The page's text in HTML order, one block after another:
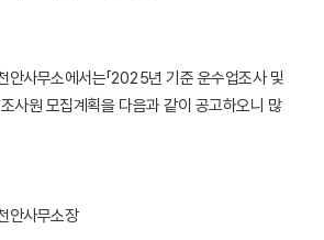
안사무소에서는「2025년 기준 운수업조사 및
조사원 모집계획을 다음과 같이 공고하오니 많
안사무소장